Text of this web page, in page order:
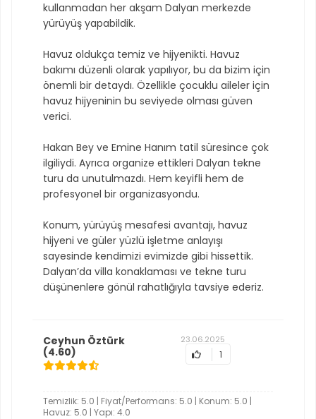
kullanmadan her akşam Dalyan merkezde
yürüyüş yapabildik.
Havuz oldukça temiz ve hijyenikti. Havuz
bakımı düzenli olarak yapılıyor, bu da bizim için
önemli bir detaydı. Özellikle çocuklu aileler için
havuz hijyeninin bu seviyede olması güven
verici.
Hakan Bey ve Emine Hanım tatil süresince çok
ilgiliydi. Ayrıca organize ettikleri Dalyan tekne
turu da unutulmazdı. Hem keyifli hem de
profesyonel bir organizasyondu.
Konum, yürüyüş mesafesi avantajı, havuz
hijyeni ve güler yüzlü işletme anlayışı
sayesinde kendimizi evimizde gibi hissettik.
Dalyan’da villa konaklaması ve tekne turu
düşünenlere gönül rahatlığıyla tavsiye ederiz.
Ceyhun Öztürk
(4.60)
23.06.2025
1
Temizlik: 5.0 | Fiyat/Performans: 5.0 | Konum: 5.0 |
Havuz: 5.0 | Yapı: 4.0